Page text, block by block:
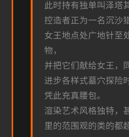
此时持有独单叫泽塔
控造者正为一名沉沙
女王地点处广地针至
物，
并把它们献给女王，
进步各样式墓穴探险
凭此充真腰包。
渲染艺术风格独特，
里的范围观的类的都